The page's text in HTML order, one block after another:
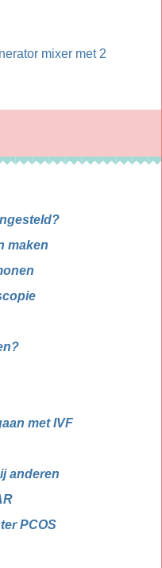
mixer met 2
maken
met IVF
anderen
PCOS